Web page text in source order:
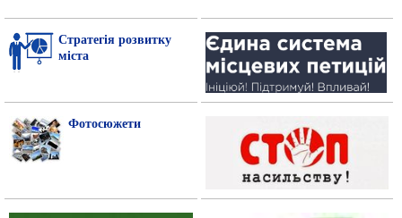
Стратегія розвитку
міста
Фотосюжети